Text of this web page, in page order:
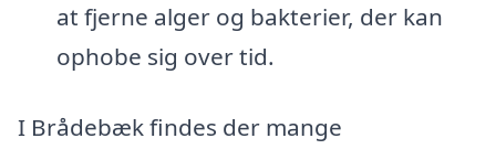
at fjerne alger og bakterier, der kan
ophobe sig over tid.
I Brådebæk findes der mange